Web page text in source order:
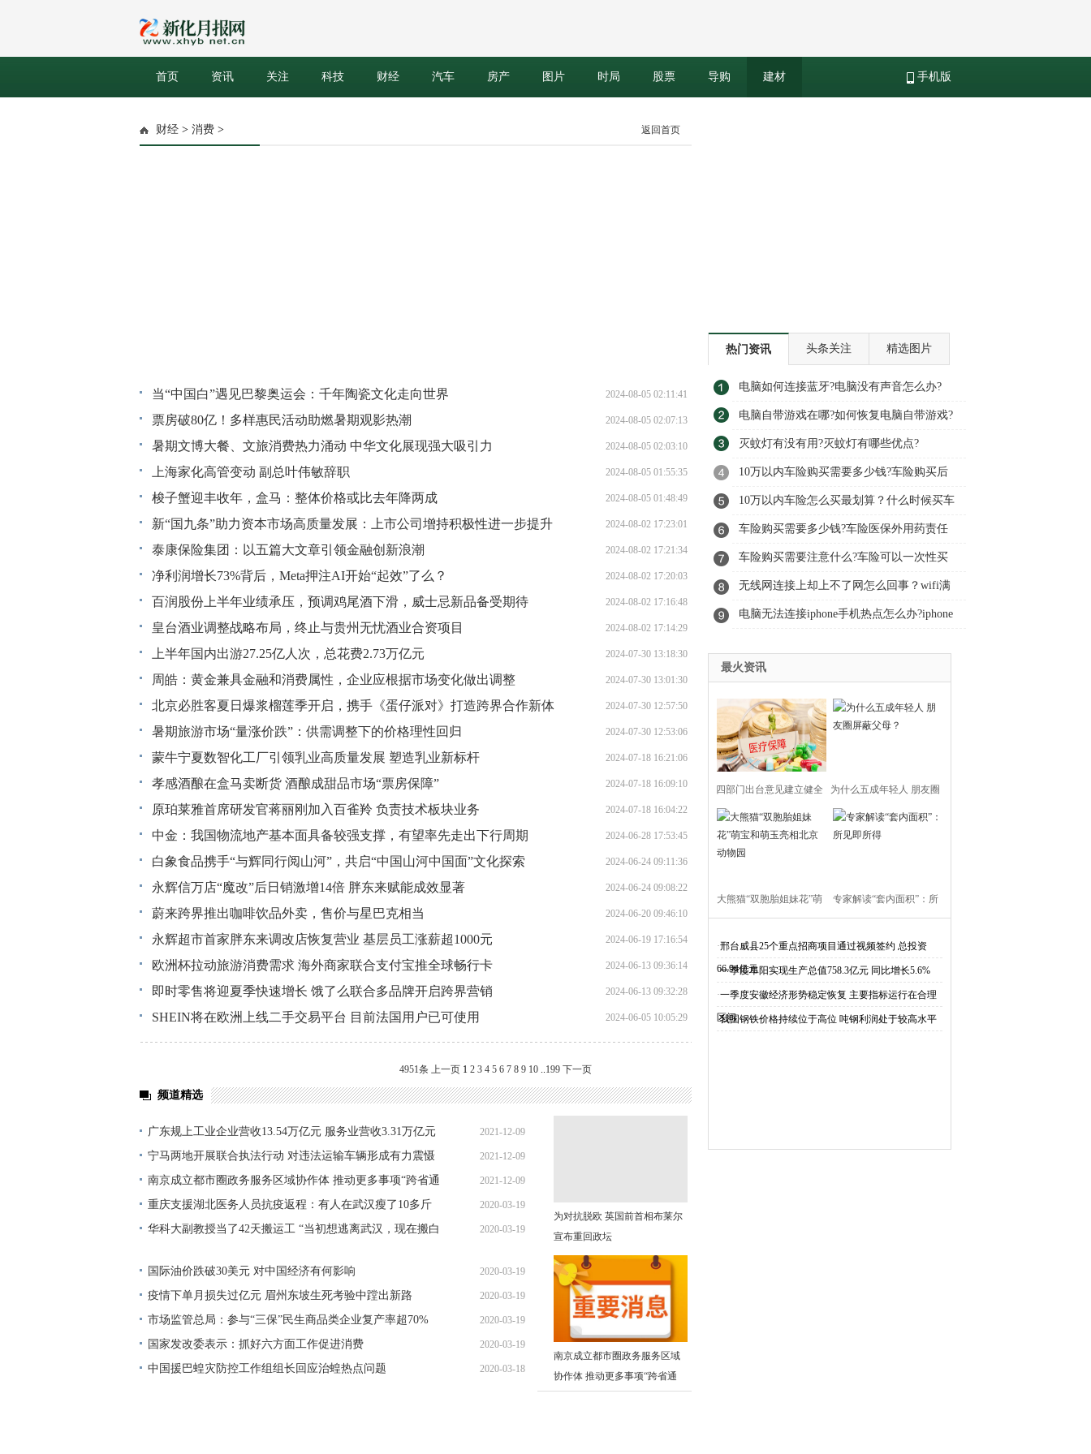
首页 资讯 关注 科技 财经 汽车 房产 图片 时局 股票 导购 建材 手机版
财经 > 消费 > 返回首页
当“中国白”遇见巴黎奥运会：千年陶瓷文化走向世界 2024-08-05 02:11:41
票房破80亿！多样惠民活动助燃暑期观影热潮 2024-08-05 02:07:13
暑期文博大餐、文旅消费热力涌动 中华文化展现强大吸引力 2024-08-05 02:03:10
上海家化高管变动 副总叶伟敏辞职 2024-08-05 01:55:35
梭子蟹迎丰收年，盒马：整体价格或比去年降两成 2024-08-05 01:48:49
新“国九条”助力资本市场高质量发展：上市公司增持积极性进一步提升 2024-08-02 17:23:01
泰康保险集团：以五篇大文章引领金融创新浪潮 2024-08-02 17:21:34
净利润增长73%背后，Meta押注AI开始“起效”了么？ 2024-08-02 17:20:03
百润股份上半年业绩承压，预调鸡尾酒下滑，威士忌新品备受期待 2024-08-02 17:16:48
皇台酒业调整战略布局，终止与贵州无忧酒业合资项目 2024-08-02 17:14:29
上半年国内出游27.25亿人次，总花费2.73万亿元 2024-07-30 13:18:30
周皓：黄金兼具金融和消费属性，企业应根据市场变化做出调整 2024-07-30 13:01:30
北京必胜客夏日爆浆榴莲季开启，携手《蛋仔派对》打造跨界合作新体
验
2024-07-30 12:57:50
暑期旅游市场“量涨价跌”：供需调整下的价格理性回归 2024-07-30 12:53:06
蒙牛宁夏数智化工厂引领乳业高质量发展 塑造乳业新标杆 2024-07-18 16:21:06
孝感酒酿在盒马卖断货 酒酿成甜品市场“票房保障” 2024-07-18 16:09:10
原珀莱雅首席研发官蒋丽刚加入百雀羚 负责技术板块业务 2024-07-18 16:04:22
中金：我国物流地产基本面具备较强支撑，有望率先走出下行周期 2024-06-28 17:53:45
白象食品携手“与辉同行阅山河”，共启“中国山河中国面”文化探索 2024-06-24 09:11:36
永辉信万店“魔改”后日销激增14倍 胖东来赋能成效显著 2024-06-24 09:08:22
蔚来跨界推出咖啡饮品外卖，售价与星巴克相当 2024-06-20 09:46:10
永辉超市首家胖东来调改店恢复营业 基层员工涨薪超1000元 2024-06-19 17:16:54
欧洲杯拉动旅游消费需求 海外商家联合支付宝推全球畅行卡 2024-06-13 09:36:14
即时零售将迎夏季快速增长 饿了么联合多品牌开启跨界营销 2024-06-13 09:32:28
SHEIN将在欧洲上线二手交易平台 目前法国用户已可使用 2024-06-05 10:05:29
4951条 上一页 1 2 3 4 5 6 7 8 9 10 ..199 下一页
频道精选
广东规上工业企业营收13.54万亿元 服务业营收3.31万亿元 2021-12-09
09:22:26
宁马两地开展联合执法行动 对违法运输车辆形成有力震慑 2021-12-09
08:44:43
南京成立都市圈政务服务区域协作体 推动更多事项“跨省通
办”
2021-12-09
08:39:25
重庆支援湖北医务人员抗疫返程：有人在武汉瘦了10多斤 2020-03-19
10:54:39
华科大副教授当了42天搬运工 “当初想逃离武汉，现在搬白
2020-03-19
国际油价跌破30美元 对中国经济有何影响 2020-03-19
10:29:35
疫情下单月损失过亿元 眉州东坡生死考验中蹚出新路 2020-03-19
08:51:20
市场监管总局：参与“三保”民生商品类企业复产率超70% 2020-03-19
08:51:20
国家发改委表示：抓好六方面工作促进消费 2020-03-19
08:27:02
中国援巴蝗灾防控工作组组长回应治蝗热点问题 2020-03-18
为对抗脱欧 英国前首相布莱尔
宣布重回政坛
南京成立都市圈政务服务区域
协作体 推动更多事项“跨省通
热门资讯 头条关注 精选图片
电脑如何连接蓝牙?电脑没有声音怎么办?
电脑自带游戏在哪?如何恢复电脑自带游戏?
灭蚊灯有没有用?灭蚊灯有哪些优点?
10万以内车险购买需要多少钱?车险购买后
可以更改投保人吗?
10万以内车险怎么买最划算？什么时候买车
险优惠力度最大?
车险购买需要多少钱?车险医保外用药责任
险多少钱?
车险购买需要注意什么?车险可以一次性买
多年吗?
无线网连接上却上不了网怎么回事？wifi满
格有感叹号是怎么回事?
电脑无法连接iphone手机热点怎么办?iphone
最火资讯
四部门出台意见建立健全 为什么五成年轻人 朋友圈
大熊猫“双胞胎姐妹花”萌 专家解读“套内面积”：所
·邢台威县25个重点招商项目通过视频签约 总投资
66.94亿元
·一季度阜阳实现生产总值758.3亿元 同比增长5.6%
·一季度安徽经济形势稳定恢复 主要指标运行在合理
区间
·我国钢铁价格持续位于高位 吨钢利润处于较高水平